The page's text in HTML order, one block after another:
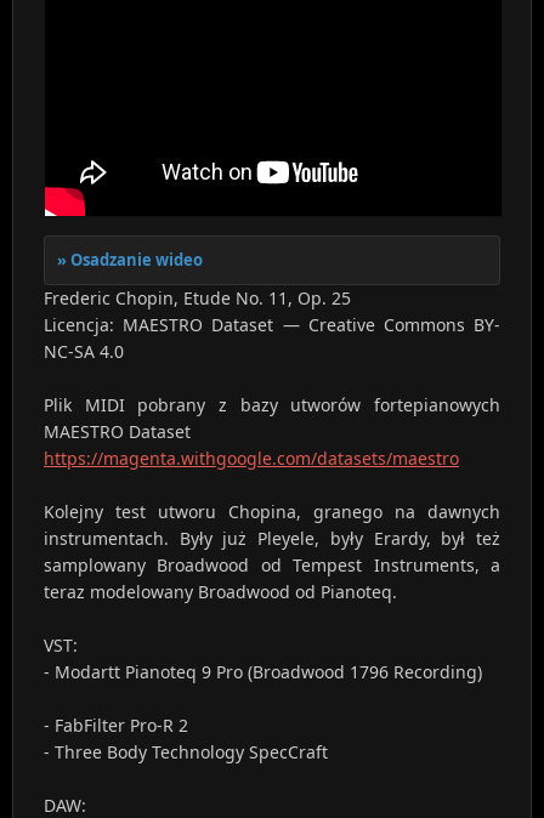
Osadzanie wideo
Frederic Chopin, Etude No. 11, Op. 25
Licencja: MAESTRO Dataset — Creative Commons BY-
NC-SA 4.0
Plik MIDI pobrany z bazy utworów fortepianowych
MAESTRO Dataset
https://magenta.withgoogle.com/datasets/maestro
Kolejny test utworu Chopina, granego na dawnych
instrumentach. Były już Pleyele, były Erardy, był też
samplowany Broadwood od Tempest Instruments, a
teraz modelowany Broadwood od Pianoteq.
VST:
- Modartt Pianoteq 9 Pro (Broadwood 1796 Recording)
- FabFilter Pro-R 2
- Three Body Technology SpecCraft
DAW: